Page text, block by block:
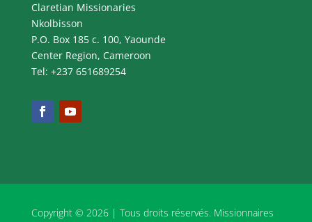
Claretian Missionaries
Nkolbisson
P.O. Box 185 c. 100, Yaounde
Center Region, Cameroon
Tel: +237 651689254
Copyright © 2026 | Tous droits réservés. Missionnaires